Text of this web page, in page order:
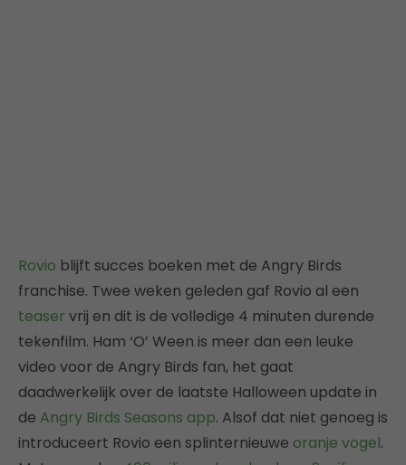
Rovio blijft succes boeken met de Angry Birds
franchise. Twee weken geleden gaf Rovio al een
teaser vrij en dit is de volledige 4 minuten durende
tekenfilm. Ham ‘O’ Ween is meer dan een leuke
video voor de Angry Birds fan, het gaat
daadwerkelijk over de laatste Halloween update in
de Angry Birds Seasons app. Alsof dat niet genoeg is
introduceert Rovio een splinternieuwe oranje vogel.